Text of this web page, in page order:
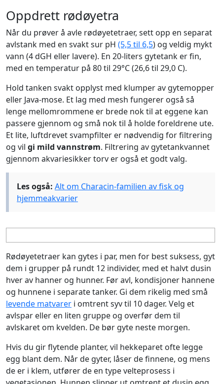
Oppdrett rødøyetra
Når du prøver å avle rødøyetetraer, sett opp en separat
avlstank med en svakt sur pH (5,5 til 6,5) og veldig mykt
vann (4 dGH eller lavere). En 20-liters gytetank er fin,
med en temperatur på 80 til 29°C (26,6 til 29,0 C).
Hold tanken svakt opplyst med klumper av gytemopper
eller Java-mose. Et lag med mesh fungerer også så
lenge mellomrommene er brede nok til at eggene kan
passere gjennom og små nok til å holde foreldrene ute.
Et lite, luftdrevet svampfilter er nødvendig for filtrering
og vil gi mild vannstrøm. Filtrering av gytetankvannet
gjennom akvariesikker torv er også et godt valg.
Les også: Alt om Characin-familien av fisk og
hjemmeakvarier
Rødøyetetraer kan gytes i par, men for best suksess, gyt
dem i grupper på rundt 12 individer, med et halvt dusin
hver av hanner og hunner. Før avl, kondisjoner hannene
og hunnene i separate tanker. Gi dem rikelig med små
levende matvarer i omtrent syv til 10 dager. Velg et
avlspar eller en liten gruppe og overfør dem til
avlskaret om kvelden. De bør gyte neste morgen.
Hvis du gir flytende planter, vil hekkeparet ofte legge
egg blant dem. Når de gyter, låser de finnene, og mens
de er i klem, utfører de en type velteprosess i